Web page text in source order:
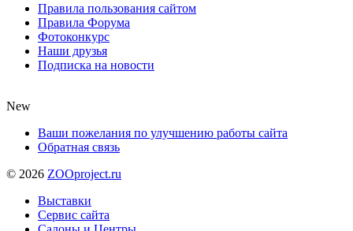
Правила пользования сайтом
Правила Форума
Фотоконкурс
Наши друзья
Подписка на новости
New
Ваши пожелания по улучшению работы сайта
Обратная связь
© 2026 ZOOproject.ru
Выставки
Сервис сайта